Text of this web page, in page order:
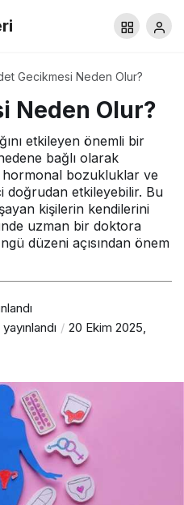
Gecikmesi Neden Olur?
Neden Olur?
etkileyen önemli bir
bağlı olarak
hormonal bozukluklar ve
doğrudan etkileyebilir. Bu
kişilerin kendilerini
uzman bir doktora
düzeni açısından önem
yayınlandı
20 Ekim 2025,
Daha Hızlı Çözülür?